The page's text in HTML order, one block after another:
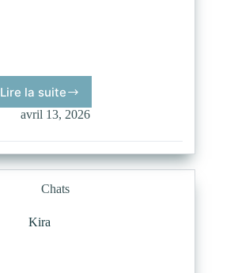
Lire la suite
Cornelius
avril 13, 2026
Chats
Kira